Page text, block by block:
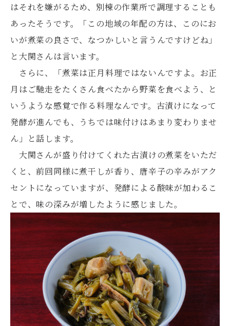
はそれを嫌がるため、別棟の作業所で調理することも
あったそうです。「この地域の年配の方は、このにお
いが煮菜の良さで、なつかしいと言うんですけどね」
と大関さんは言います。
さらに、「煮菜は正月料理ではないんですよ。お正
月はご馳走をたくさん食べたから野菜を食べよう、と
いうような感覚で作る料理なんです。古漬けになって
発酵が進んでも、うちでは味付けはあまり変わりませ
ん」と話します。
大関さんが盛り付けてくれた古漬けの煮菜をいただ
くと、前回同様に煮干しが香り、唐辛子の辛みがアク
セントになっていますが、発酵による酸味が加わるこ
とで、味の深みが増したように感じました。